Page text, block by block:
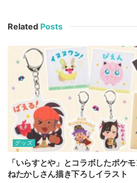
Related Posts
グッズ
「いらすとや」とコラボしたポケ
ねたかしさん描き下ろしイラスト